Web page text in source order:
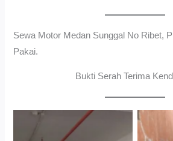
Sewa Motor Medan Sunggal No Ribet,
Pakai.
Bukti Serah Terima